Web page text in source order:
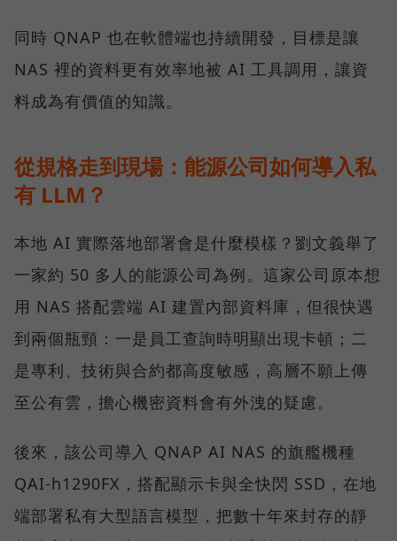
同時 QNAP 也在軟體端也持續開發，目標是讓
NAS 裡的資料更有效率地被 AI 工具調用，讓資
料成為有價值的知識。
從規格走到現場：能源公司如何導入私
有 LLM？
本地 AI 實際落地部署會是什麼模樣？劉文義舉了
一家約 50 多人的能源公司為例。這家公司原本想
用 NAS 搭配雲端 AI 建置內部資料庫，但很快遇
到兩個瓶頸：一是員工查詢時明顯出現卡頓；二
是專利、技術與合約都高度敏感，高層不願上傳
至公有雲，擔心機密資料會有外洩的疑慮。
後來，該公司導入 QNAP AI NAS 的旗艦機種
QAI-h1290FX，搭配顯示卡與全快閃 SSD，在地
端部署私有大型語言模型，把數十年來封存的靜